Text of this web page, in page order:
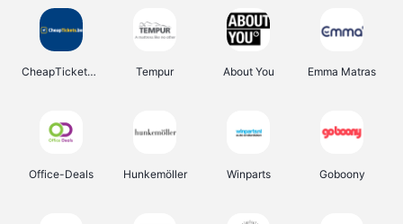
CheapTickets.be Tempur About You Emma Matras
Office-Deals Hunkemöller Winparts Goboony